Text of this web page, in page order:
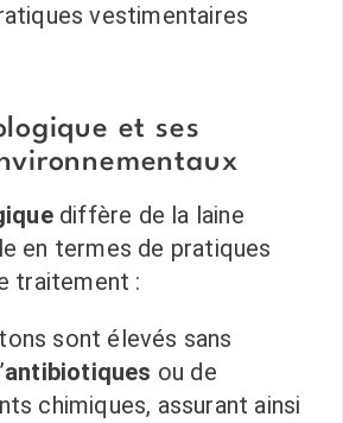
vestimentaires
et ses
diffère de la laine
en termes de pratiques
traitement :
sont élevés sans
antibiotiques ou de
chimiques, assurant ainsi